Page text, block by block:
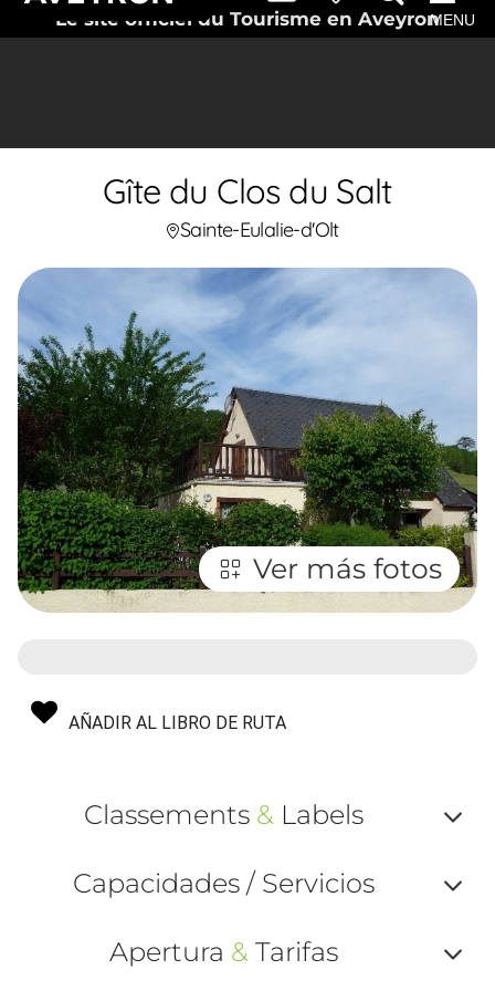
Le site officiel du Tourisme en AveyronMENU
Gîte du Clos du Salt
Sainte-Eulalie-d'Olt
Ver más fotos
AÑADIR AL LIBRO DE RUTA
Classements &Labels
ou
Capacidades / Servicios
ou
Apertura &Tarifas